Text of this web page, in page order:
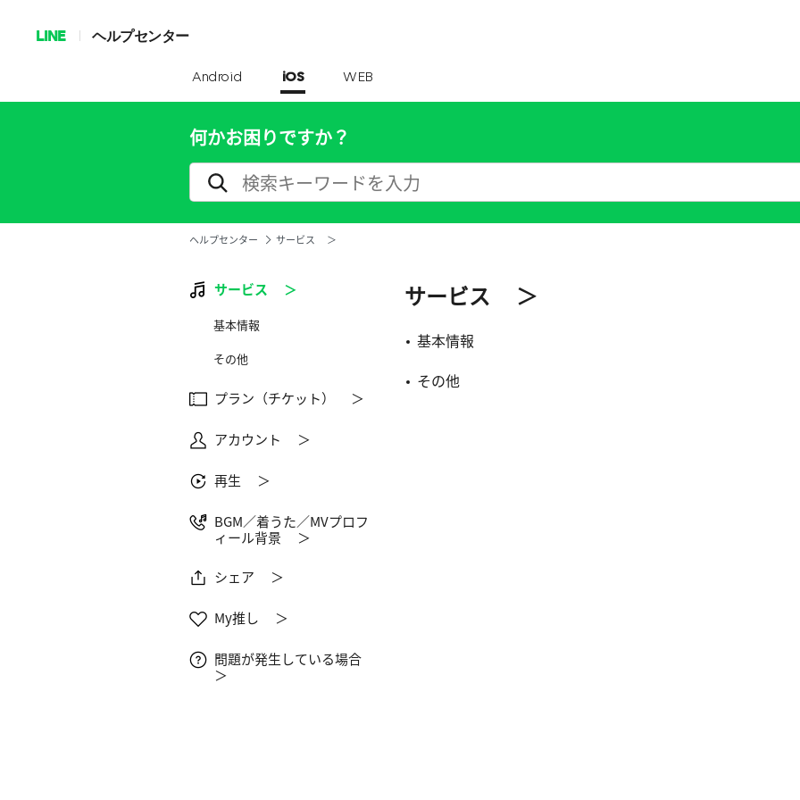
LINE ヘルプセンター
Android iOS WEB
何かお困りですか？
ヘルプセンター サービス ＞
サービス ＞
基本情報
その他
プラン（チケット） ＞
アカウント ＞
再生 ＞
BGM／着うた／MVプロフ
ィール背景 ＞
シェア ＞
My推し ＞
問題が発生している場合
＞
サービス ＞
基本情報
その他